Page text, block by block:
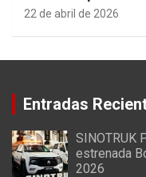
22 de abril de 2026
Entradas
SINOTRUK
estrenada
2026